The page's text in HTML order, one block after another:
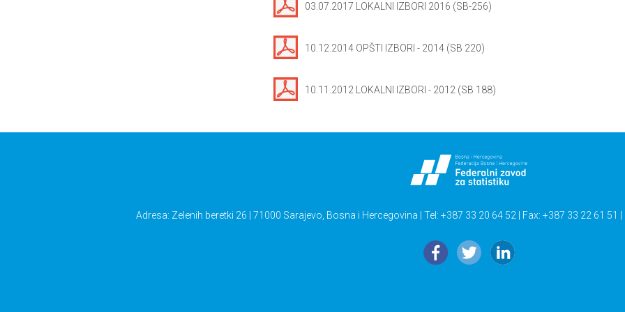
03.07.2017 LOKALNI IZBORI 2016 (SB-256)
10.12.2014 OPŠTI IZBORI - 2014 (SB 220)
10.11.2012 LOKALNI IZBORI - 2012 (SB 188)
Adresa: Zelenih beretki 26 | 71000 Sarajevo, Bosna i Hercegovina | Tel: +387 33 20 64 52 | Fax: +387 33 22 61 51 |